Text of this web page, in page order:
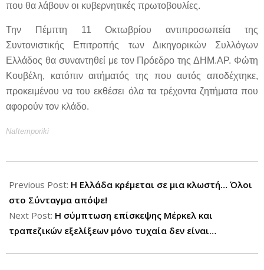
που θα λάβουν οι κυβερνητικές πρωτοβουλίες.
Την Πέμπτη 11 Οκτωβρίου αντιπροσωπεία της
Συντονιστικής Επιτροπής των Δικηγορικών Συλλόγων
Ελλάδος θα συναντηθεί με τον Πρόεδρο της ΔΗΜ.ΑΡ. Φώτη
Κουβέλη, κατόπιν αιτήματός της που αυτός αποδέχτηκε,
προκειμένου να του εκθέσει όλα τα τρέχοντα ζητήματα που
αφορούν τον κλάδο.
Naftemporiki
10-
09
Previous Post: Η Ελλάδα κρέμεται σε μια κλωστή… Όλοι
στο Σύνταγμα απόψε!
Next Post: Η σύμπτωση επίσκεψης Μέρκελ και
τραπεζικών εξελίξεων μόνο τυχαία δεν είναι…